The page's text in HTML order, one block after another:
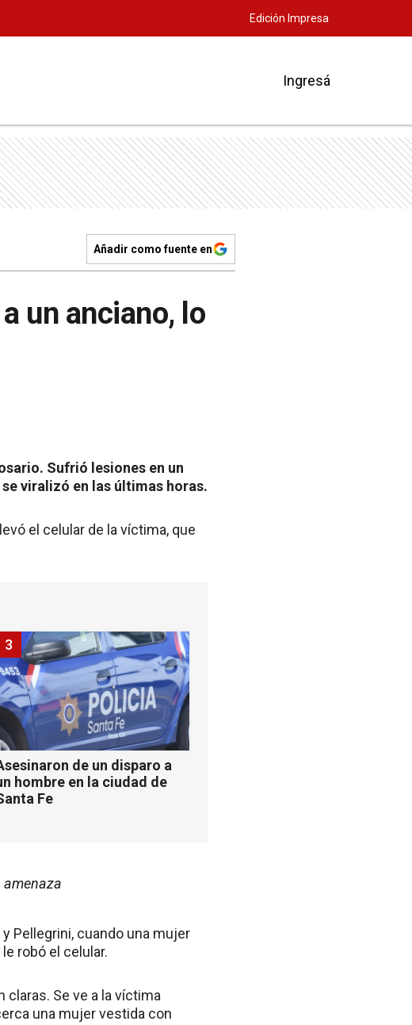
Edición Impresa
Ingresá
Añadir como fuente en
un anciano, lo
Sufrió lesiones en un
viralizó en las últimas horas.
el celular de la víctima, que
de un disparo a
hombre en la ciudad de
Fe
3
amenaza
Pellegrini, cuando una mujer
robó el celular.
claras. Se ve a la víctima
una mujer vestida con